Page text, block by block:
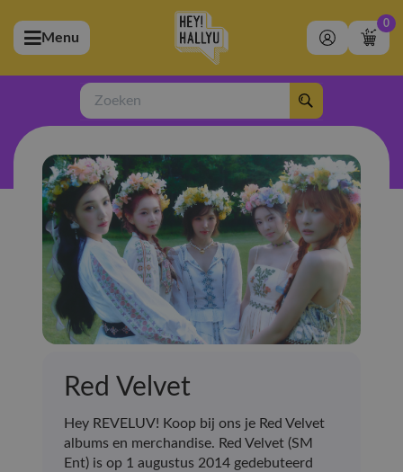
(Artiesten)
(Merchandise)
(Exclusive)
(Winkel)
Menu
0
Zoeken
Red Velvet
Hey REVELUV! Koop bij ons je Red Velvet
albums en merchandise. Red Velvet (SM
Ent) is op 1 augustus 2014 gedebuteerd